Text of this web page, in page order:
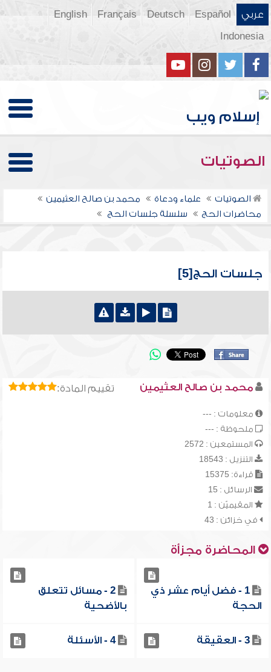
عربي Español
Deutsch
Français
English
Indonesia
الصوتيات
الصوتيات علماء ودعاة
محمد بن صالح العثيمين
محاضرات الحج
سلسلة جلسات الحج
جلسات الحج[5]
تقييم المادة: محمد بن صالح العثيمين
معلومات : ---
ملحوظة : ---
المستمعين : 2572
التنزيل : 18543
قراءة: 15375
الرسائل : 15
المقيميّن : 1
في خزائن : 43
المحاضرة مجزأة
1 - فضل أيام عشر ذي
الحجة
2 - مسائل تتعلق
بالأضحية
3 - العقيقة 4 - الأسئلة